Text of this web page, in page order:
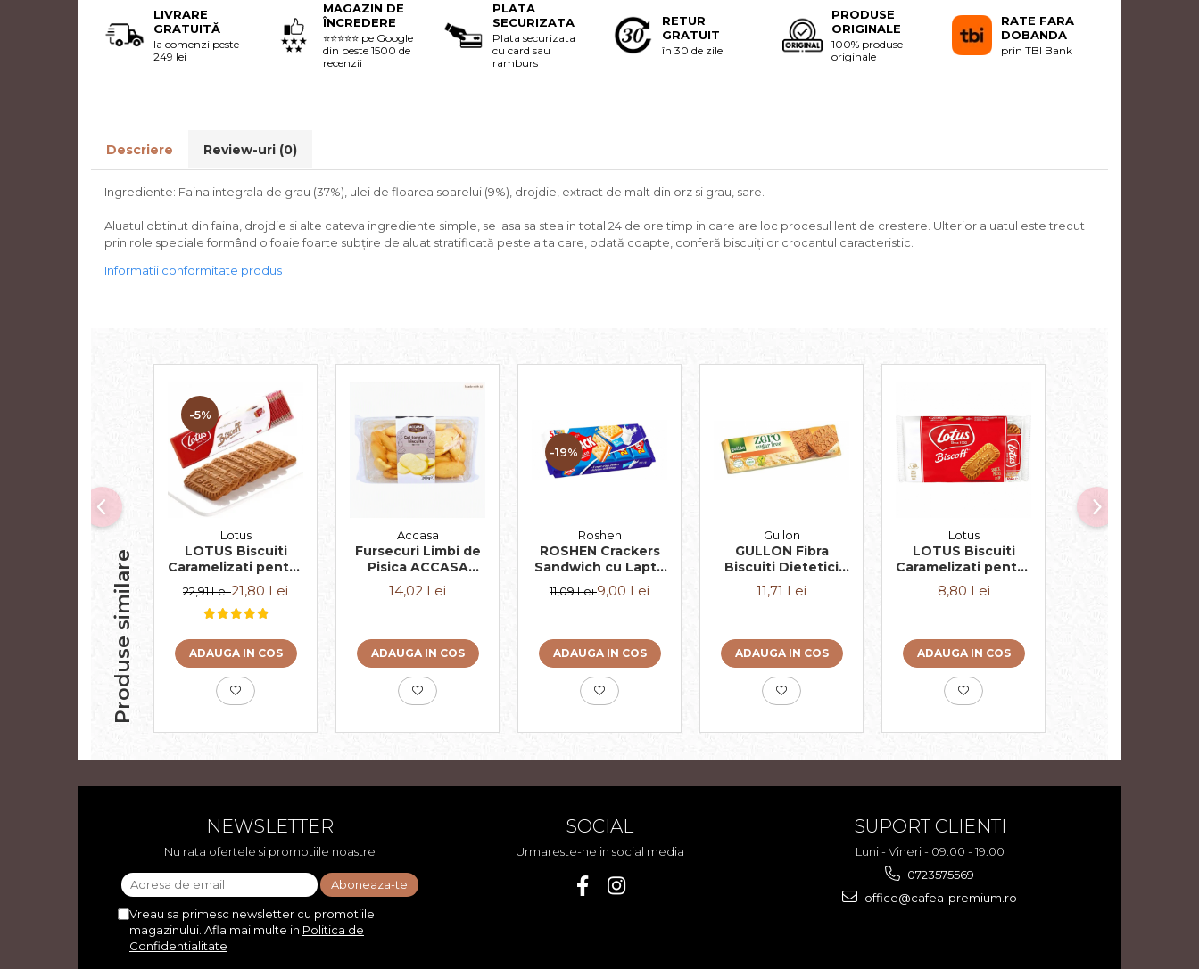
LIVRARE
GRATUITĂ
la comenzi peste
249 lei
MAGAZIN DE
ÎNCREDERE
⭐⭐⭐⭐⭐ pe Google
din peste 1500 de
recenzii
PLATA
SECURIZATA
Plata securizata
cu card sau
ramburs
RETUR
GRATUIT
în 30 de zile
PRODUSE
ORIGINALE
100% produse
originale
RATE FARA
DOBANDA
prin TBI Bank
Descriere Review-uri (0)
Ingrediente: Faina integrala de grau (37%), ulei de floarea soarelui (9%), drojdie, extract de malt din orz si grau, sare.
Aluatul obtinut din faina, drojdie si alte cateva ingrediente simple, se lasa sa stea in total 24 de ore timp in care are loc procesul lent de crestere. Ulterior aluatul este trecut
prin role speciale formând o foaie foarte subțire de aluat stratificată peste alta care, odată coapte, conferă biscuiților crocantul caracteristic.
Informatii conformitate produs
Produse similare
-5%
Lotus
LOTUS Biscuiti
Caramelizati pentru
Cafea, Ambalati
Individual 50buc
312.5g
22,91 Lei21,80 Lei
ADAUGA IN COS
Accasa
Fursecuri Limbi de
Pisica ACCASA
200g
14,02 Lei
ADAUGA IN COS
-19%
Roshen
ROSHEN Crackers
Sandwich cu Lapte
si Vanilie 190g
11,09 Lei9,00 Lei
ADAUGA IN COS
Gullon
GULLON Fibra
Biscuiti Dietetici
din Faina Integrala
170g
11,71 Lei
ADAUGA IN COS
Lotus
LOTUS Biscuiti
Caramelizati pentru
Cafea, Ambalati
Individual cate 2
8,80 Lei
ADAUGA IN COS
NEWSLETTER
Nu rata ofertele si promotiile noastre
Vreau sa primesc newsletter cu promotiile
magazinului. Afla mai multe in Politica de
Confidentialitate
SOCIAL
Urmareste-ne in social media
SUPORT CLIENTI
Luni - Vineri - 09:00 - 19:00
0723575569
office@cafea-premium.ro